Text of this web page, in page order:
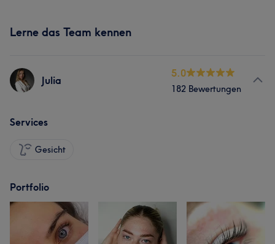
Lerne das Team kennen
Julia
5.0
182 Bewertungen
Services
Gesicht
Portfolio